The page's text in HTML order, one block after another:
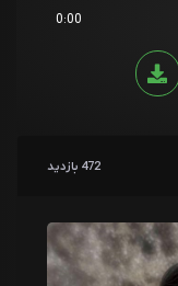
0:00
472 بازدید